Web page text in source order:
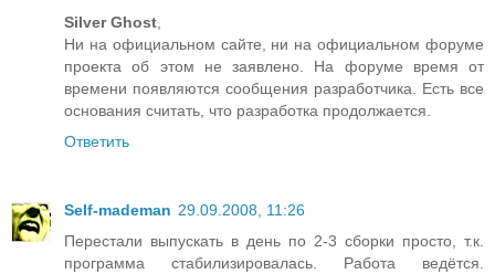
Silver Ghost,
Ни на официальном сайте, ни на официальном форуме
проекта об этом не заявлено. На форуме время от
времени появляются сообщения разработчика. Есть все
основания считать, что разработка продолжается.
Ответить
Self-mademan 29.09.2008, 11:26
Перестали выпускать в день по 2-3 сборки просто, т.к.
программа стабилизировалась. Работа ведётся.